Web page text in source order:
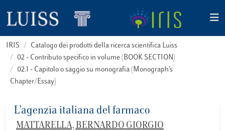
IRIS
Catalogo dei prodotti della ricerca scientifica Luiss
02 - Contributo specifico in volume (BOOK SECTION)
02.1 - Capitolo o saggio su monografia (Monograph’s
Chapter/Essay)
L’agenzia italiana del farmaco
MATTARELLA, BERNARDO GIORGIO